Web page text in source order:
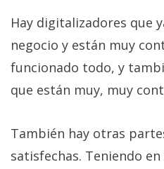
Hay digitalizadores que
negocio y están muy
funcionado todo, y
que están muy, muy
También hay otras
satisfechas. Teniendo